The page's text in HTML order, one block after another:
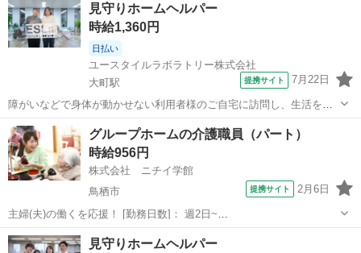
見守りホームヘルパー
時給1,360円
日払い
ユースタイルラボラトリー株式会社
大町駅
提携サイト 7月22日
障がいなどで身体が動かせない利用者様のご自宅に訪問し、生活を支
える重度訪問介護のお仕事です。 ※1対1で誠実に向き合える方を募集
【仕事内容】 見守りや日常生活のお手伝いが中心ですが、利用者様の
生活を支える大切なポジション...
佐賀 杵島郡 大町駅
グループホームの介護職員（パート）
時給956円
株式会社 ニチイ学館
鳥栖市
提携サイト 2月6日
主婦(夫)の働くを応援！ [勤務日数]： 週2日~
07:00~16:30/10:00~19:30/16:30~09:30 月/火/水/木/金/土/日 などから選
べます [勤務地・最寄駅]： 佐賀県鳥栖市大正町703-1...
佐賀 鳥栖市 ケアマネージャー
見守りホームヘルパー